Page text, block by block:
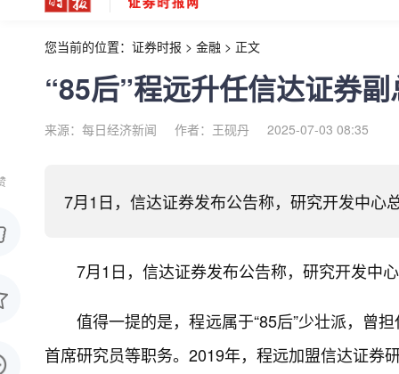
您当前的位置： 证券时报 > 金融 > 正文
“85后”程远升任信达证券
来源：每日经济新闻 作者：王砚丹 2025-07-03 08:35
​7月1日，信达证券发布公告称，研究开发中心
7月1日，信达证券发布公告称，研究开发中
值得一提的是，程远属于“85后”少壮派，曾
首席研究员等职务。2019年，程远加盟信达证券